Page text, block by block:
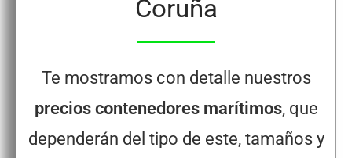
Coruña
Te mostramos con detalle nuestros
precios contenedores marítimos, que
dependerán del tipo de este, tamaños y